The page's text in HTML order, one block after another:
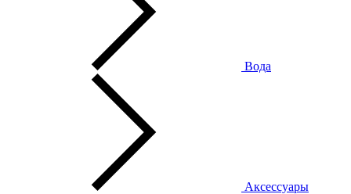
Вода
Аксессуары